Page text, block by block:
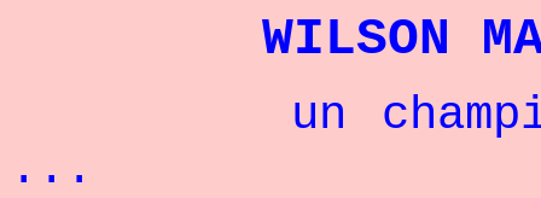
WILSON
un champion
...